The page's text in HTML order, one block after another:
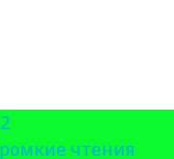
чтения